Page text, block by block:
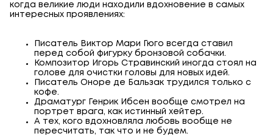
когда великие люди находили вдохновение в самых
интересных проявлениях:
Писатель Виктор Мари Гюго всегда ставил
перед собой фигурку бронзовой собачки.
Композитор Игорь Стравинский иногда стоял на
голове для очистки головы для новых идей.
Писатель Оноре де Бальзак трудился только с
кофе.
Драматург Генрик Ибсен вообще смотрел на
портрет врага, как истинный хейтер.
А тех, кого вдохновляла любовь вообще не
пересчитать, так что и не будем.